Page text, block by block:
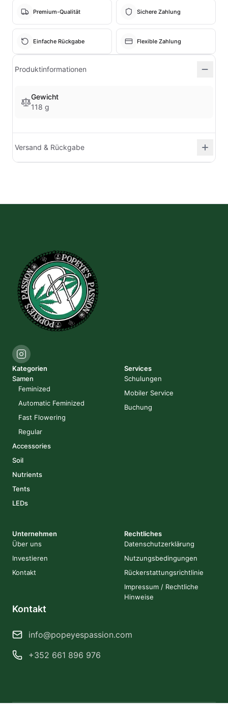
Premium-Qualität Sichere Zahlung
Einfache Rückgabe Flexible Zahlung
Produktinformationen
Gewicht
118 g
Versand & Rückgabe
Kategorien
Samen
Feminized
Automatic Feminized
Fast Flowering
Regular
Accessories
Soil
Nutrients
Tents
LEDs
Services
Schulungen
Mobiler Service
Buchung
Unternehmen
Über uns
Investieren
Kontakt
Rechtliches
Datenschutzerklärung
Nutzungsbedingungen
Rückerstattungsrichtlinie
Impressum / Rechtliche
Hinweise
Kontakt
info@popeyespassion.com
+352 661 896 976